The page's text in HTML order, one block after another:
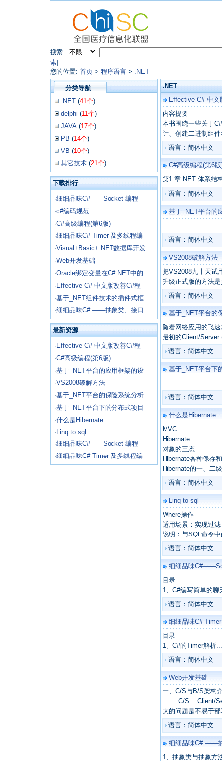
搜索:
索]
您的位置: 首页 > 程序语言 > .NET
分类导航
.NET (41个)
delphi (11个)
JAVA (17个)
PB (14个)
VB (10个)
其它技术 (21个)
下载排行
·细细品味C#——Socket 编程
·c#编码规范
·C#高级编程(第6版)
·细细品味C# Timer 及多线程编
·Visual+Basic+.NET数据库开发
·Web开发基础
·Oracle绑定变量在C#.NET中的
· Effective C# 中文版改善C#程
·基于_NET组件技术的插件式框
·细细品味C# ——抽象类、接口
最新资源
· Effective C# 中文版改善C#程
·C#高级编程(第6版)
·基于_NET平台的应用框架的设
·VS2008破解方法
·基于_NET平台的保险系统分析
·基于_NET平台下的分布式项目
·什么是Hibernate
· Linq to sql
·细细品味C#——Socket 编程
·细细品味C# Timer 及多线程编
.NET
Effective C# 中文
内容提要
本书围绕一些关于
计、创建二进制组
语言：简体中文
C#高级编程(第6版
第1 章.NET 体系
语言：简体中文
基于_NET平台的
语言：简体中文
VS2008破解方法
把VS2008九十天试
升级正式版的方法
语言：简体中文
基于_NET平台的
随着网络应用的飞
最初的Client/Server
语言：简体中文
基于_NET平台下
语言：简体中文
什么是Hibernate
MVC
Hibernate:
对象的三态
Hibernate各种保存
Hibernate的一、二
语言：简体中文
Linq to sql
Where操作
适用场景：实现过
说明：与SQL命令
语言：简体中文
细细品味
目录
1、C#编写简单的
语言：简体中文
细细品味C#
目录
1、C#的Timer解
语言：简体中文
Web开发基础
一、C/S与B/S架构
C/S: Client/
大的问题是不易于
语言：简体中文
细细品味C# ——
1、抽象类与抽象方